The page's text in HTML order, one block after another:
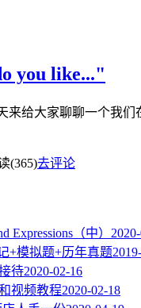
you like..."
来给大家聊聊一个我
(365)去评论
Expressions（中）
+模拟题+历年真题
待2020-02-16
视频教程2020-02-18